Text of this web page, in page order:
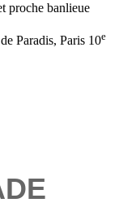
proche banlieue
Paradis, Paris 10e